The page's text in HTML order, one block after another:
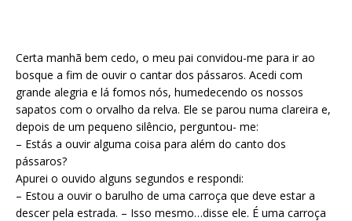
Certa manhã bem cedo, o meu pai convidou-me para ir ao
bosque a fim de ouvir o cantar dos pássaros. Acedi com
grande alegria e lá fomos nós, humedecendo os nossos
sapatos com o orvalho da relva. Ele se parou numa clareira e,
depois de um pequeno silêncio, perguntou- me:
– Estás a ouvir alguma coisa para além do canto dos
pássaros?
Apurei o ouvido alguns segundos e respondi:
– Estou a ouvir o barulho de uma carroça que deve estar a
descer pela estrada. – Isso mesmo…disse ele. É uma carroça